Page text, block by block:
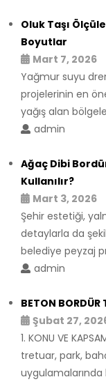
Oluk Taşı
Boyutlar
Mart 7, 2026
Yağmur suyu
projelerinin en
yağış alan
admin
Ağaç Dibi
Kullanılır?
Mart 3, 2026
Şehir estetiği,
detaylarla da
belediye peyzaj
admin
BETON BORDÜR
Şubat 27,
1. KONU VE
tretuar, park,
uygulamalarında